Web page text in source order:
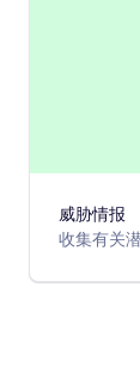
威胁情报
收集有关